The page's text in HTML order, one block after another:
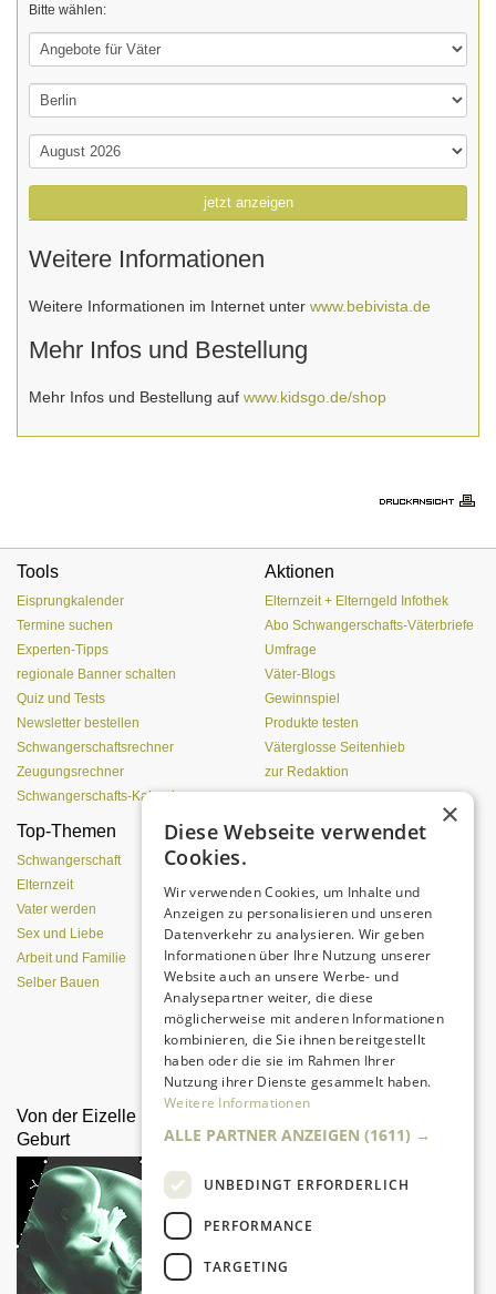
Bitte wählen:
jetzt anzeigen
Weitere Informationen
Weitere Informationen im Internet unter www.bebivista.de
Mehr Infos und Bestellung
Mehr Infos und Bestellung auf www.kidsgo.de/shop
Tools
Eisprungkalender
Termine suchen
Experten-Tipps
regionale Banner schalten
Quiz und Tests
Newsletter bestellen
Schwangerschaftsrechner
Zeugungsrechner
Schwangerschafts-Kalender
Aktionen
Elternzeit + Elterngeld Infothek
Abo Schwangerschafts-Väterbriefe
Umfrage
Väter-Blogs
Gewinnspiel
Produkte testen
Väterglosse Seitenhieb
zur Redaktion
Top-Themen
Schwangerschaft
Elternzeit
Vater werden
Sex und Liebe
Arbeit und Familie
Selber Bauen
Einen Lehmofen
Da sind Kinder mit Begeisterung
dabei.
Von der Eizelle bis zur
Geburt
Baby
×
Diese Webseite verwendet
Cookies.
Wir verwenden Cookies, um Inhalte und
Anzeigen zu personalisieren und unseren
Datenverkehr zu analysieren. Wir geben
Informationen über Ihre Nutzung unserer
Website auch an unsere Werbe- und
Analysepartner weiter, die diese
möglicherweise mit anderen Informationen
kombinieren, die Sie ihnen bereitgestellt
haben oder die sie im Rahmen Ihrer
Nutzung ihrer Dienste gesammelt haben.
Weitere Informationen
ALLE PARTNER ANZEIGEN (1611) →
UNBEDINGT ERFORDERLICH
PERFORMANCE
TARGETING